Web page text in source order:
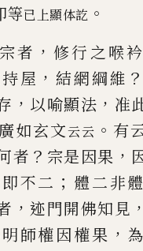
等已 上顯体訖 。
者 ，修行之喉衿
屋 ，結網綱維
， 以喻顯法 ， 准
廣如玄文云云 。 有
者 ？ 宗是因果 ，
不二 ； 體二非體
，迹門開佛知見 ，
師權因權果 ，